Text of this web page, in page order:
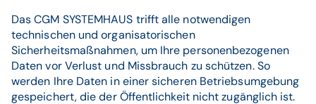
Das CGM SYSTEMHAUS trifft alle notwendigen
technischen und organisatorischen
Sicherheitsmaßnahmen, um Ihre personenbezogenen
Daten vor Verlust und Missbrauch zu schützen. So
werden Ihre Daten in einer sicheren Betriebsumgebung
gespeichert, die der Öffentlichkeit nicht zugänglich ist.